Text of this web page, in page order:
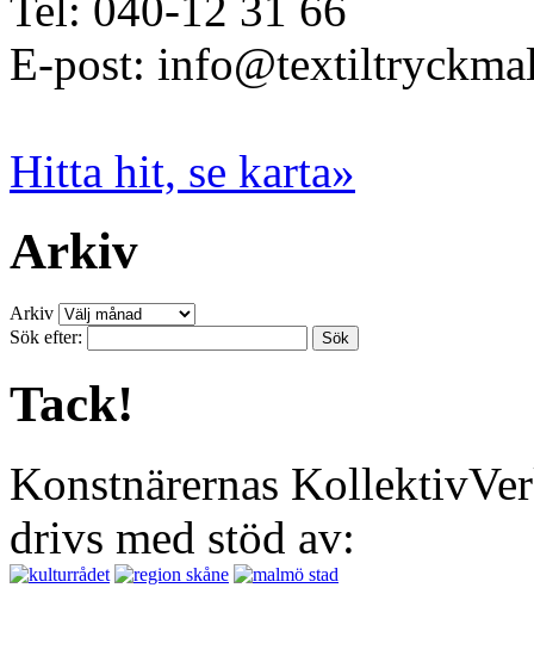
E-post:
Hitta hit, se karta»
Arkiv
Arkiv
Sök efter:
Tack!
Konstnärernas
drivs med stöd av: